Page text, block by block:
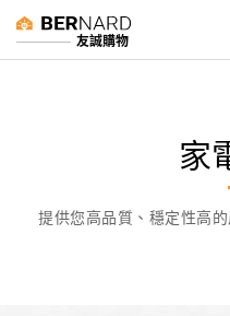
友誠購物
家
提供您高品質、穩定性高